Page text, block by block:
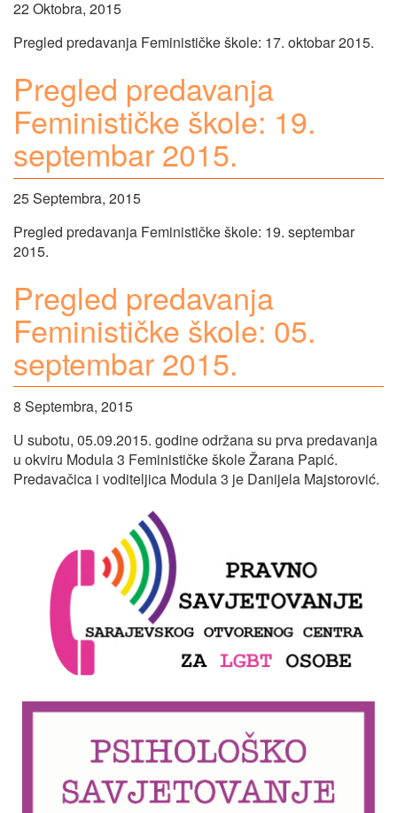
22 Oktobra, 2015
Pregled predavanja Feminističke škole: 17. oktobar 2015.
Pregled predavanja
Feminističke škole: 19.
septembar 2015.
25 Septembra, 2015
Pregled predavanja Feminističke škole: 19. septembar
2015.
Pregled predavanja
Feminističke škole: 05.
septembar 2015.
8 Septembra, 2015
U subotu, 05.09.2015. godine održana su prva predavanja
u okviru Modula 3 Feminističke škole Žarana Papić.
Predavačica i voditeljica Modula 3 je Danijela Majstorović.